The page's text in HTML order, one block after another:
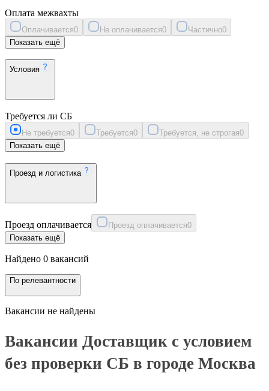
Оплата межвахты
Оплачивается0 Не оплачивается0 Частично0
Показать ещё
Условия
Требуется ли СБ
Не требуется0 Требуется0 Требуется, не строгая0
Показать ещё
Проезд и логистика
Проезд оплачивается Проезд оплачивается0
Показать ещё
Найдено 0 вакансий
По релевантности
Вакансии не найдены
Вакансии Доставщик с условием
без проверки СБ в городе Москва